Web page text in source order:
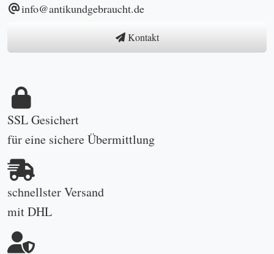
info@antikundgebraucht.de
Kontakt
SSL Gesichert
für eine sichere Übermittlung
schnellster Versand
mit DHL